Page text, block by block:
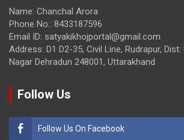
Name: Chanchal Arora
Phone No.: 8433187596
Email ID: satyakikhojportal@gmail.com
Address: D1 D2-35, Civil Line, Rudrapur, Dist:
Nagar Dehradun 248001, Uttarakhand
Follow Us
Follow Us On Facebook